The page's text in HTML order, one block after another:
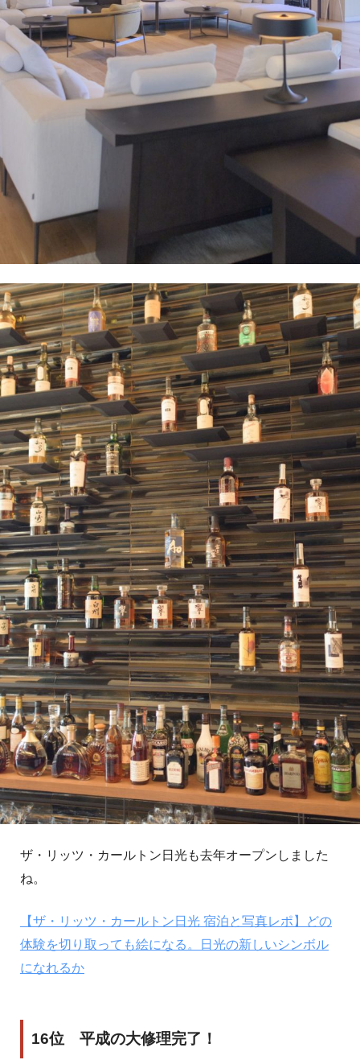
ザ・リッツ・カールトン日光も去年オープンしました
ね。
【ザ・リッツ・カールトン日光 宿泊と写真レポ】どの
体験を切り取っても絵になる。日光の新しいシンボル
になれるか
16位 平成の大修理完了！